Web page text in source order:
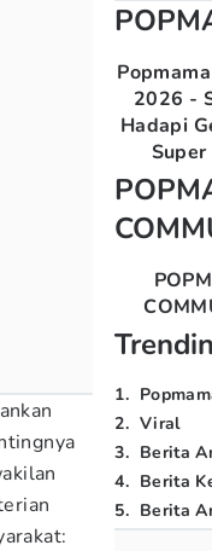
2026 -
Hadapi
1.
2. Viral
3. Berita
4. Berita
5. Berita